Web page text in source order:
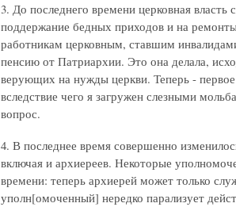
3. До последнего времени церковная
поддержание бедных приходов и на
работникам церковным, ставшим
пенсию от Патриархии. Это она делала,
верующих на нужды церкви. Теперь -
вследствие чего я загружен слезными
вопрос.
4. В последнее время совершенно
включая и архиереев. Некоторые
времени: теперь архиерей может только
уполн[омоченный] нередко парализует